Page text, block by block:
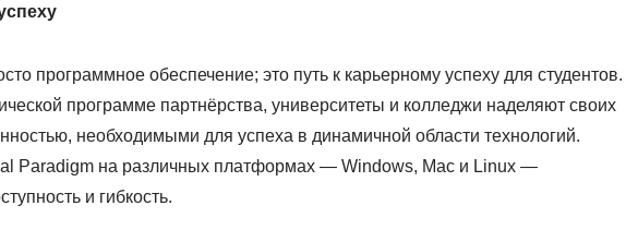
программное обеспечение; это путь к карьерному успеху для студентов.
программе партнёрства, университеты и колледжи наделяют своих
необходимыми для успеха в динамичной области технологий.
Paradigm на различных платформах — Windows, Mac и Linux —
и гибкость.